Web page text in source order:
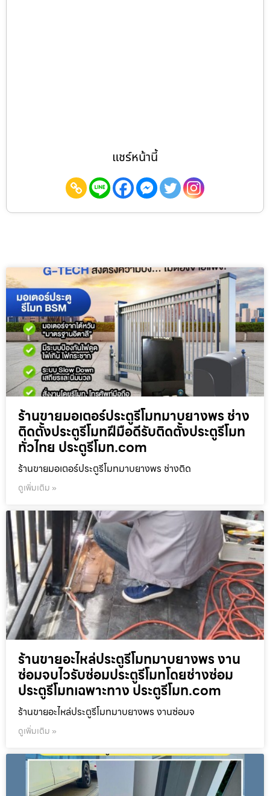
แชร์หน้านี้
ร้านขายมอเตอร์ประตูรีโมทมาบยางพร ช่าง
ติดตั้งประตูรีโมทฝีมือดีรับติดตั้งประตูรีโมท
ทั่วไทย ประตูรีโมท.com
ร้านขายมอเตอร์ประตูรีโมทมาบยางพร ช่างติด
ดูเพิ่มเติม »
ร้านขายอะไหล่ประตูรีโมทมาบยางพร งาน
ซ่อมจบไวรับซ่อมประตูรีโมทโดยช่างซ่อม
ประตูรีโมทเฉพาะทาง ประตูรีโมท.com
ร้านขายอะไหล่ประตูรีโมทมาบยางพร งานซ่อมจ
ดูเพิ่มเติม »